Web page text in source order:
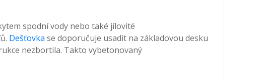
spodní vody nebo také jílovité
Dešťovka se doporučuje usadit na základovou desku
nezbortila. Takto vybetonovaný